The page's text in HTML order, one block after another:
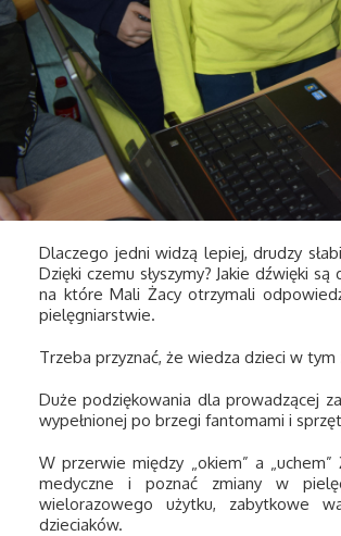
Dlaczego jedni widzą lepiej, drudzy
Dzięki czemu słyszymy? Jakie dźwięki
na które Mali Żacy otrzymali
pielęgniarstwie.
Trzeba przyznać, że wiedza dzieci w tym
Duże podziękowania dla prowadzącej
wypełnionej po brzegi fantomami i
W przerwie między „okiem” a
medyczne i poznać zmiany w
wielorazowego użytku, zabytkowe
dzieciaków.